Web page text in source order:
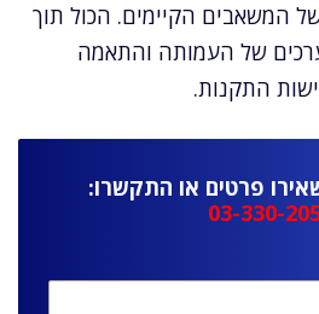
המשאבים הקיימים. הכול תוך
של העמותה והתאמה
התקנות.
פרטים או התקשרו:
03-330-